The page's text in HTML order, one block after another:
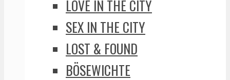
LOVE IN THE CITY
SEX IN THE CITY
LOST & FOUND
BÖSEWICHTE